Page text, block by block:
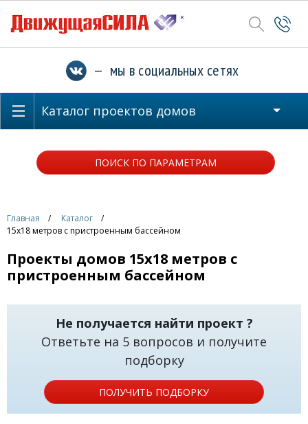
— мы в социальных сетях
Каталог проектов домов
ПОИСК ПО ПАРАМЕТРАМ
Главная
Каталог
15x18 метров с пристроенным бассейном
Проекты домов 15x18 метров с
пристроенным бассейном
Не получается найти проект ?
Ответьте на 5 вопросов и получите
подборку
ПОЛУЧИТЬ ПОДБОРКУ